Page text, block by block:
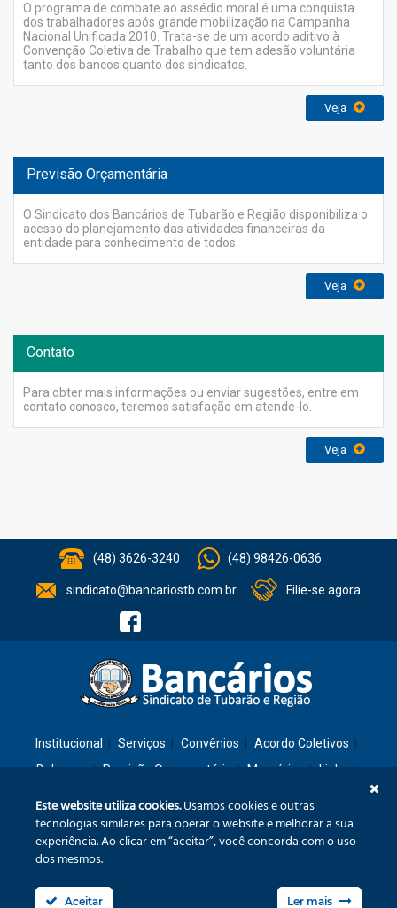
O programa de combate ao assédio moral é uma conquista
dos trabalhadores após grande mobilização na Campanha
Nacional Unificada 2010. Trata-se de um acordo aditivo à
Convenção Coletiva de Trabalho que tem adesão voluntária
tanto dos bancos quanto dos sindicatos.
Veja
Previsão Orçamentária
O Sindicato dos Bancários de Tubarão e Região disponibiliza o
acesso do planejamento das atividades financeiras da
entidade para conhecimento de todos.
Veja
Contato
Para obter mais informações ou enviar sugestões, entre em
contato conosco, teremos satisfação em atende-lo.
Veja
(48) 3626-3240 (48) 98426-0636
sindicato@bancariostb.com.br Filie-se agora
Institucional Serviços Convênios
Acordo Coletivos
Balanços
Previsão Orçamentária Memórias
Links
Rua: São José, 36 – Ed. Cláudia – Térreo – Tubarão/SC – CEP: 88701-260
Este website utiliza cookies.Usamos cookies e outras
tecnologias similares para operar o website e melhorar a sua
experiência. Ao clicar em “aceitar”, você concorda com o uso
dos mesmos.
Aceitar Ler mais